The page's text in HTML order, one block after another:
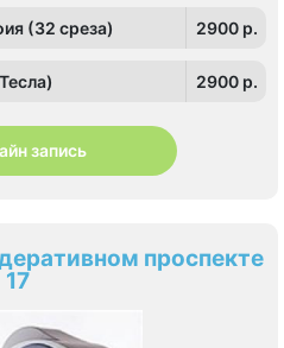
(32 среза) 2900 p.
2900 p.
запись
проспекте
17